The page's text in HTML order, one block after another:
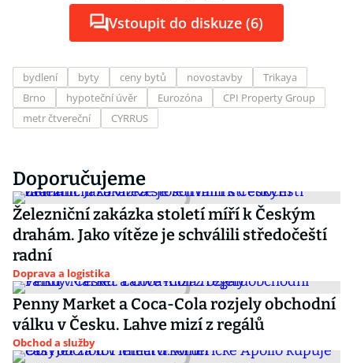
Vstoupit do diskuze (6)
bydlení byty ceny bytů novostavby
Trikaya
Brno
hypoteční úvěr Eurozóna
CPI Property Group
metr čtvereční
CYRRUS
Doporučujeme
Železniční zakázka století míří k Českým
drahám. Jako vítěze je schválili středočeští
radní
Doprava a logistika
Penny Market a Coca-Cola rozjely obchodní
válku v Česku. Lahve mizí z regálů
Obchod a služby